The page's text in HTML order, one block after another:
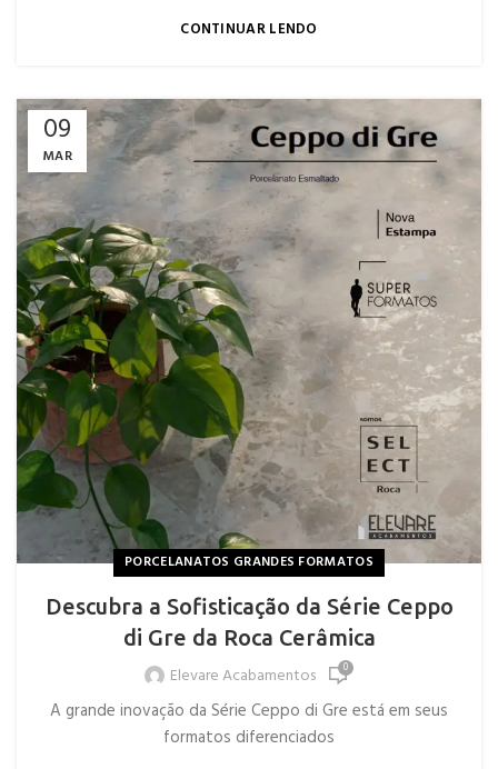
CONTINUAR LENDO
09
MAR
PORCELANATOS GRANDES FORMATOS
Descubra a Sofisticação da Série Ceppo
di Gre da Roca Cerâmica
Elevare Acabamentos
0
A grande inovação da Série Ceppo di Gre está em seus
formatos diferenciados